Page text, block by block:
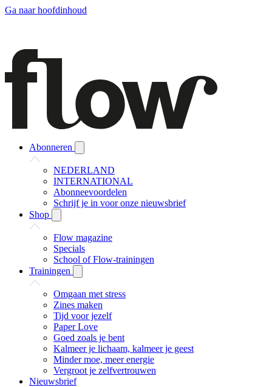
Ga naar hoofdinhoud
Abonneren
NEDERLAND
INTERNATIONAL
Abonneevoordelen
Schrijf je in voor onze nieuwsbrief
Shop
Flow magazine
Specials
School of Flow-trainingen
Trainingen
Omgaan met stress
Zines maken
Tijd voor jezelf
Paper Love
Goed zoals je bent
Kalmeer je lichaam, kalmeer je geest
Minder moe, meer energie
Vergroot je zelfvertrouwen
Nieuwsbrief